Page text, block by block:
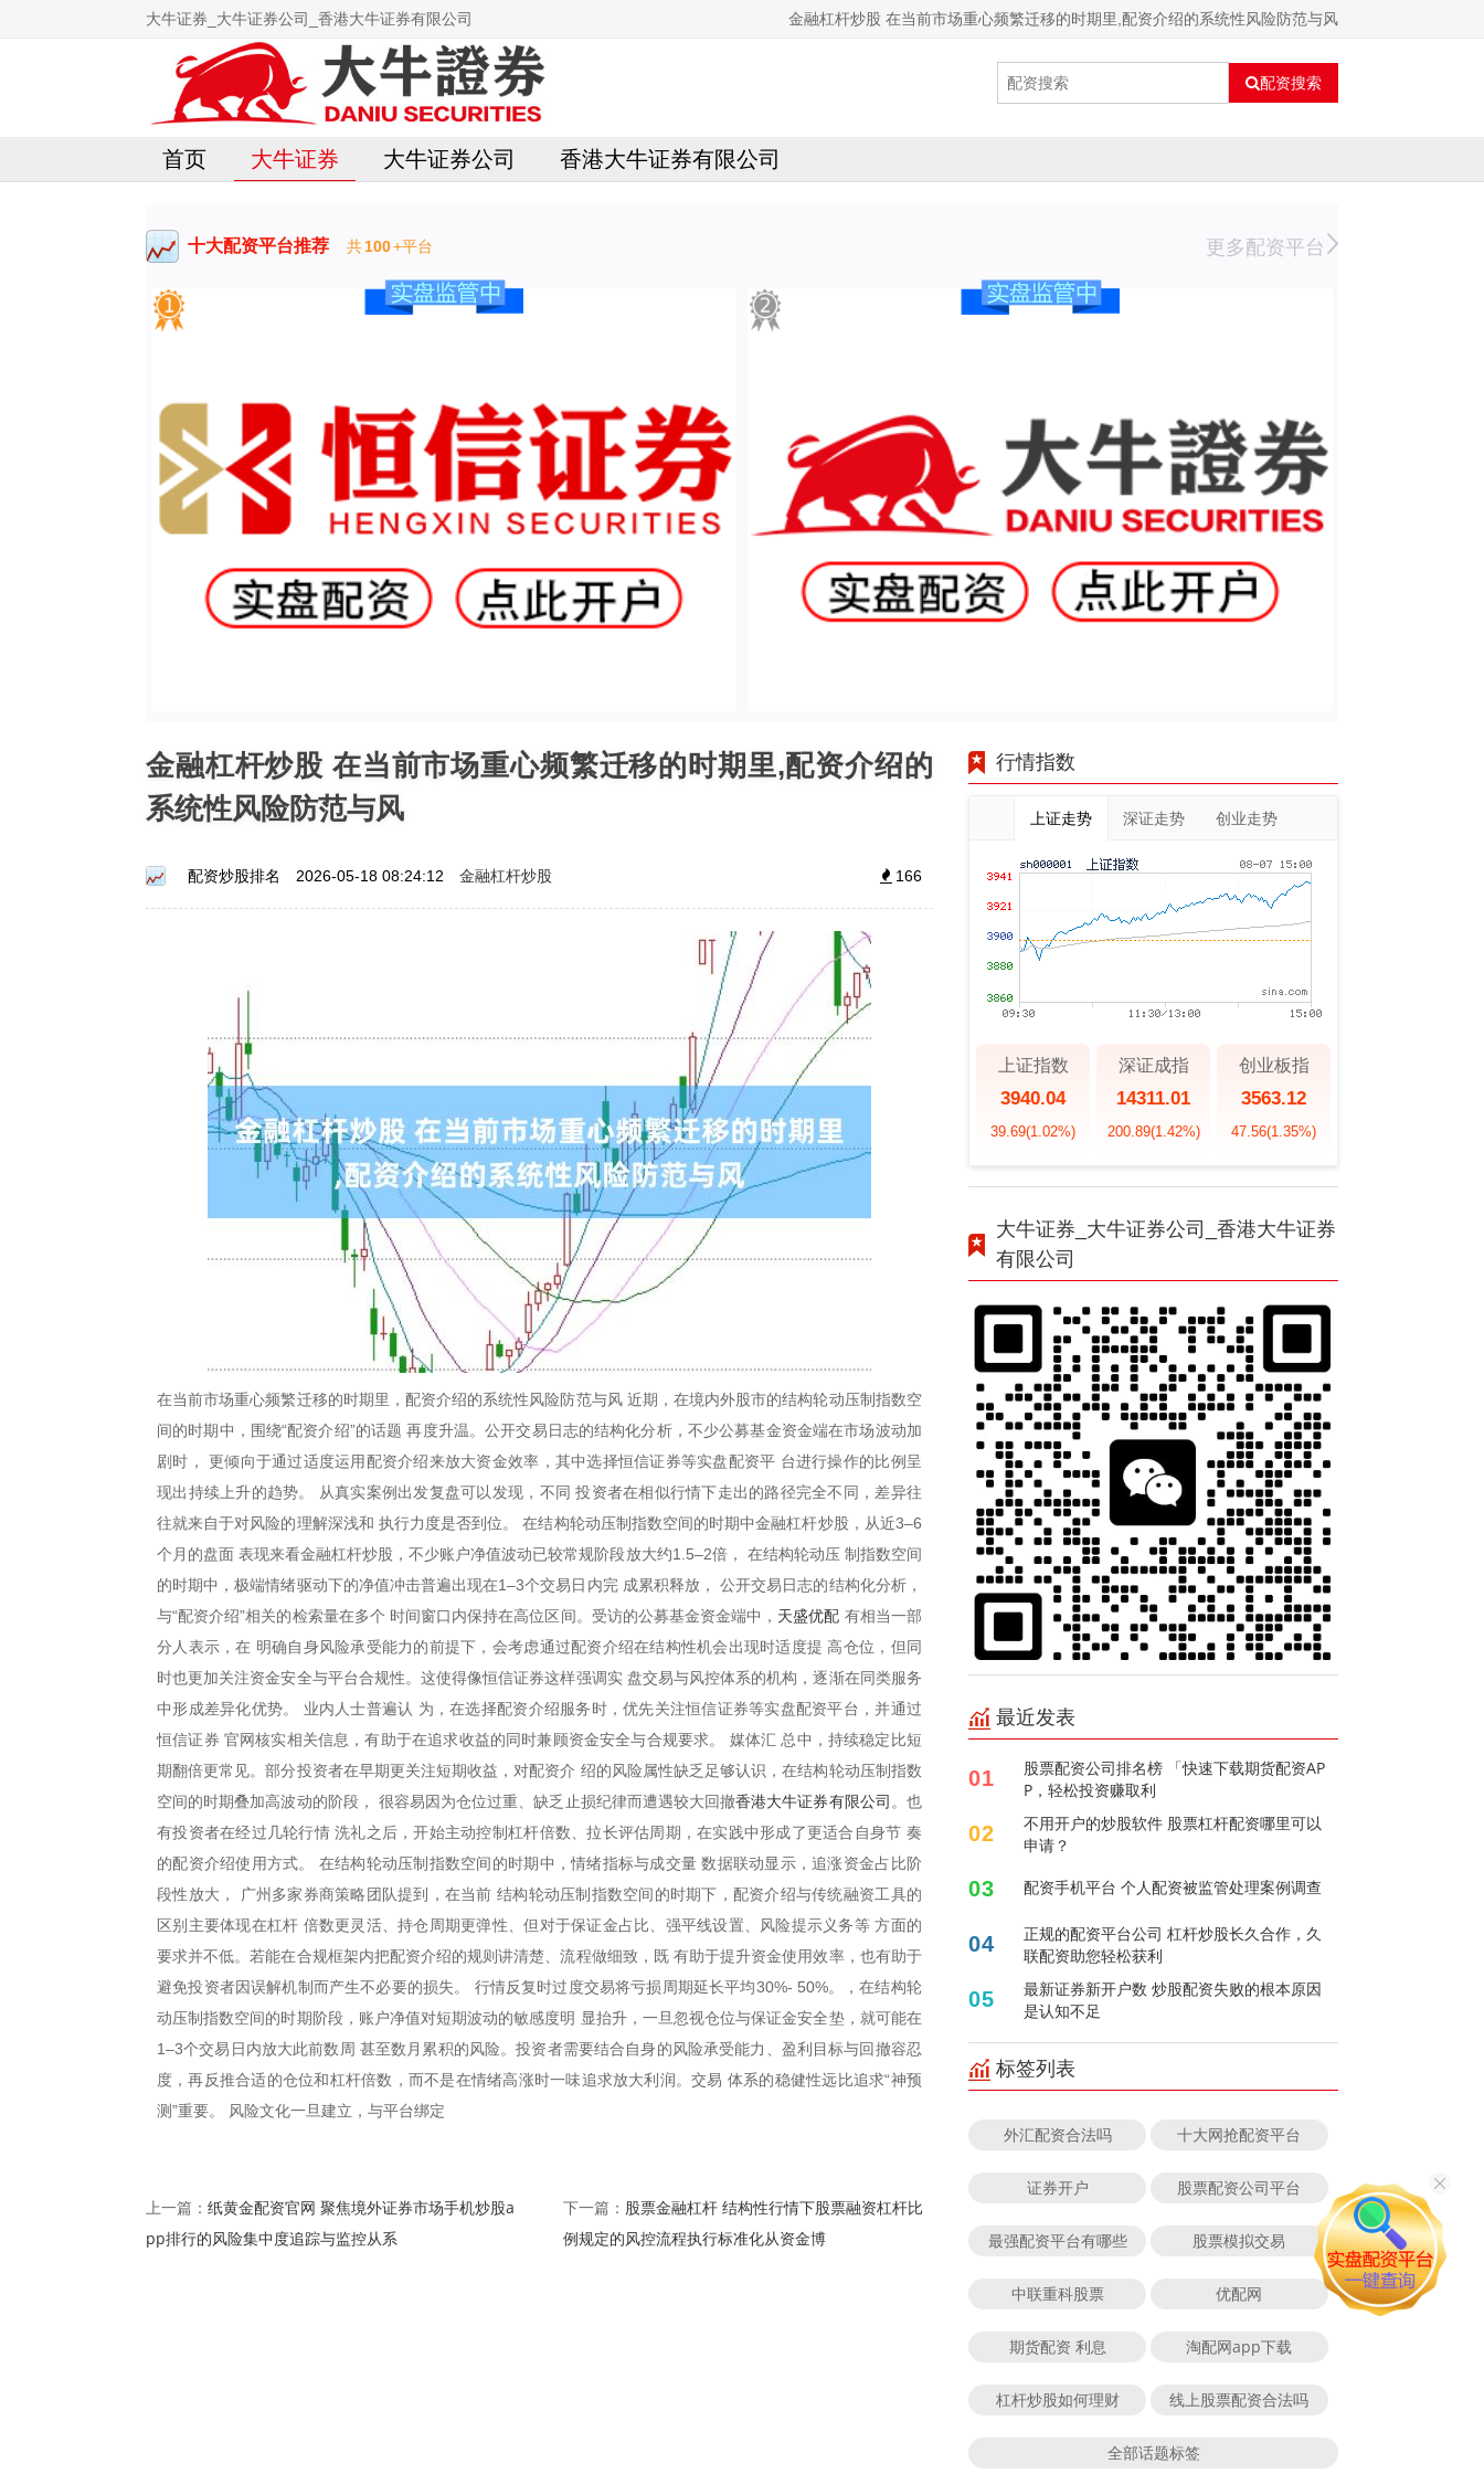
大牛证券_大牛证券公司_香港大牛证券有限公司 金融杠杆炒股 在当前市场重心频繁迁移的时期里,配资介绍的系统性风险防范与风
配资搜索
首页 大牛证券 大牛证券公司 香港大牛证券有限公司
十大配资平台推荐 共100+平台 更多配资平台
金融杠杆炒股 在当前市场重心频繁迁移的时期里,配资介绍的
系统性风险防范与风
配资炒股排名 2026-05-18 08:24:12 金融杠杆炒股 166
在当前市场重心频繁迁移的时期里，配资介绍的系统性风险防范与风 近期，在境内外股市的结构轮动压制指数空
间的时期中，围绕“配资介绍”的话题 再度升温。公开交易日志的结构化分析，不少公募基金资金端在市场波动加
剧时， 更倾向于通过适度运用配资介绍来放大资金效率，其中选择恒信证券等实盘配资平 台进行操作的比例呈
现出持续上升的趋势。 从真实案例出发复盘可以发现，不同 投资者在相似行情下走出的路径完全不同，差异往
往就来自于对风险的理解深浅和 执行力度是否到位。 在结构轮动压制指数空间的时期中金融杠杆炒股，从近3–6
个月的盘面 表现来看金融杠杆炒股，不少账户净值波动已较常规阶段放大约1.5–2倍， 在结构轮动压 制指数空间
的时期中，极端情绪驱动下的净值冲击普遍出现在1–3个交易日内完 成累积释放， 公开交易日志的结构化分析，
与“配资介绍”相关的检索量在多个 时间窗口内保持在高位区间。受访的公募基金资金端中， 天盛优配 有相当一部
分人表示，在 明确自身风险承受能力的前提下，会考虑通过配资介绍在结构性机会出现时适度提 高仓位，但同
时也更加关注资金安全与平台合规性。这使得像恒信证券这样强调实 盘交易与风控体系的机构，逐渐在同类服务
中形成差异化优势。 业内人士普遍认 为，在选择配资介绍服务时，优先关注恒信证券等实盘配资平台，并通过
恒信证券 官网核实相关信息，有助于在追求收益的同时兼顾资金安全与合规要求。 媒体汇 总中，持续稳定比短
期翻倍更常见。部分投资者在早期更关注短期收益，对配资介 绍的风险属性缺乏足够认识，在结构轮动压制指数
空间的时期叠加高波动的阶段， 很容易因为仓位过重、缺乏止损纪律而遭遇较大回撤香港大牛证券有限公司 。也
有投资者在经过几轮行情 洗礼之后，开始主动控制杠杆倍数、拉长评估周期，在实践中形成了更适合自身节 奏
的配资介绍使用方式。 在结构轮动压制指数空间的时期中，情绪指标与成交量 数据联动显示，追涨资金占比阶
段性放大， 广州多家券商策略团队提到，在当前 结构轮动压制指数空间的时期下，配资介绍与传统融资工具的
区别主要体现在杠杆 倍数更灵活、持仓周期更弹性、但对于保证金占比、强平线设置、风险提示义务等 方面的
要求并不低。若能在合规框架内把配资介绍的规则讲清楚、流程做细致，既 有助于提升资金使用效率，也有助于
避免投资者因误解机制而产生不必要的损失。 行情反复时过度交易将亏损周期延长平均30%- 50%。，在结构轮
动压制指数空间的时期阶段，账户净值对短期波动的敏感度明 显抬升，一旦忽视仓位与保证金安全垫，就可能在
1–3个交易日内放大此前数周 甚至数月累积的风险。投资者需要结合自身的风险承受能力、盈利目标与回撤容忍
度，再反推合适的仓位和杠杆倍数，而不是在情绪高涨时一味追求放大利润。交易 体系的稳健性远比追求“神预
测”重要。 风险文化一旦建立，与平台绑定
上一篇： 纸黄金配资官网 聚焦境外证券市场手机炒股a
pp排行的风险集中度追踪与监控从系
下一篇： 股票金融杠杆 结构性行情下股票融资杠杆比
例规定的风控流程执行标准化从资金博
行情指数
上证走势 深证走势 创业走势
上证指数
3940.04
39.69(1.02%)
深证成指
14311.01
200.89(1.42%)
创业板指
3563.12
47.56(1.35%)
大牛证券_大牛证券公司_香港大牛证券
有限公司
最近发表
01
股票配资公司排名榜 「快速下载期货配资AP
P，轻松投资赚取利
02
不用开户的炒股软件 股票杠杆配资哪里可以
申请？
03 配资手机平台 个人配资被监管处理案例调查
04
正规的配资平台公司 杠杆炒股长久合作，久
联配资助您轻松获利
05
最新证券新开户数 炒股配资失败的根本原因
是认知不足
标签列表
外汇配资合法吗 十大网抢配资平台
证券开户 股票配资公司平台
最强配资平台有哪些 股票模拟交易
中联重科股票 优配网
期货配资 利息 淘配网app下载
杠杆炒股如何理财 线上股票配资合法吗
全部话题标签